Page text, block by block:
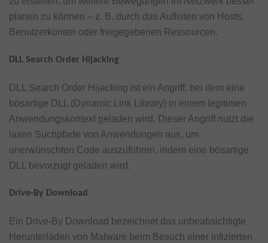
planen zu können – z. B. durch das Auflisten von Hosts,
Benutzerkonten oder freigegebenen Ressourcen.
DLL Search Order Hijacking
DLL Search Order Hijacking ist ein Angriff, bei dem eine
bösartige DLL (Dynamic Link Library) in einem legitimen
Anwendungskontext geladen wird. Dieser Angriff nutzt die
laxen Suchpfade von Anwendungen aus, um
unerwünschten Code auszuführen, indem eine bösartige
DLL bevorzugt geladen wird.
Drive-By Download
Ein Drive-By Download bezeichnet das unbeabsichtigte
Herunterladen von Malware beim Besuch einer infizierten